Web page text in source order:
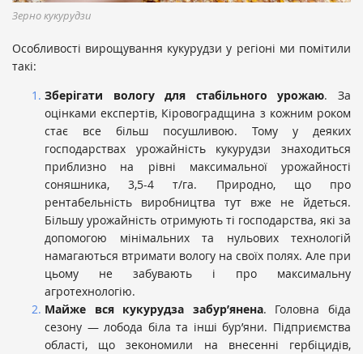
Зерно кукурудзи
Особливості вирощування кукурудзи у регіоні ми помітили
такі:
Зберігати вологу для стабільного урожаю. За
оцінками експертів, Кіровоградщина з кожним роком
стає все більш посушливою. Тому у деяких
господарствах урожайність кукурудзи знаходиться
приблизно на рівні максимальної урожайності
соняшника, 3,5-4 т/га. Природно, що про
рентабельність виробництва тут вже не йдеться.
Більшу урожайність отримують ті господарства, які за
допомогою мінімальних та нульових технологій
намагаються втримати вологу на своїх полях. Але при
цьому не забувають і про максимальну
агротехнологію.
Майже вся кукурудза забур’янена. Головна біда
сезону — лобода біла та інші бур’яни. Підприємства
області, що зекономили на внесенні гербіцидів,